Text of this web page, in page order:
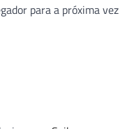
para a próxima vez